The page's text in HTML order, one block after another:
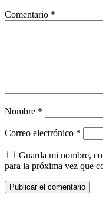
Comentario *
Nombre *
Correo electrónico *
Guarda mi nombre,
para la próxima vez que